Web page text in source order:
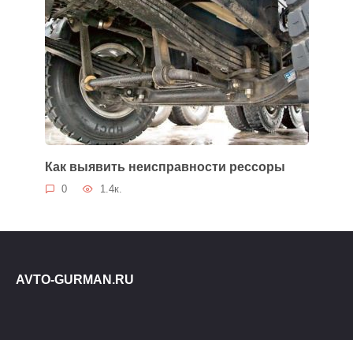
Как выявить неисправности рессоры
0 1.4к.
AVTO-GURMAN.RU